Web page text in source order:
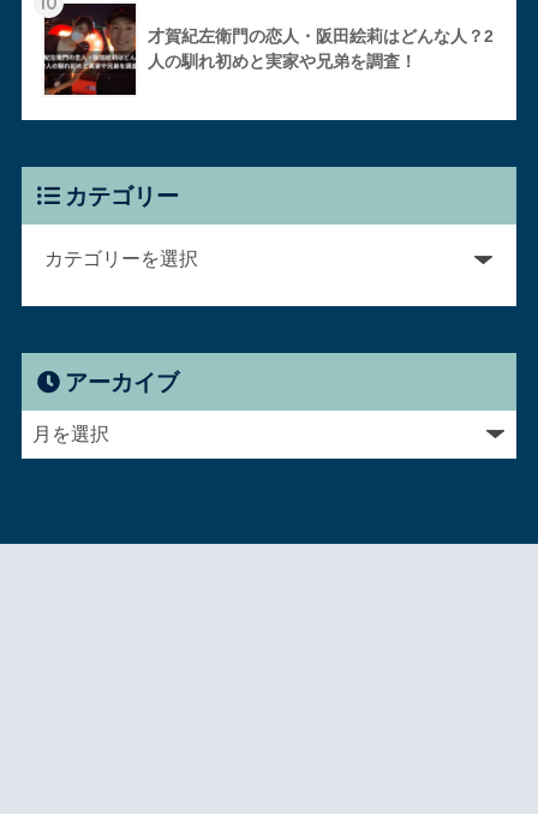
才賀紀左衛門の恋人・阪田絵莉はどんな人？2
人の馴れ初めと実家や兄弟を調査！
カテゴリー
アーカイブ